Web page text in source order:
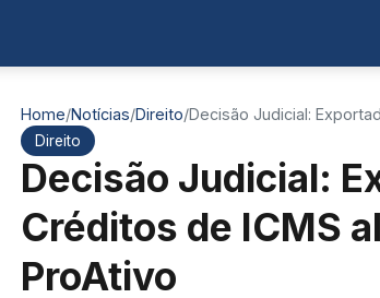
Home/Notícias/Direito/Decisão Judicial:
Direito
Decisão Judicial:
Créditos de ICMS
ProAtivo